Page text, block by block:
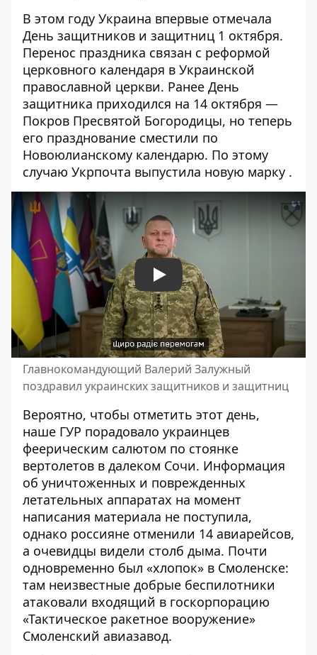
В этом году Украина впервые отмечала
День защитников и защитниц 1 октября.
Перенос праздника связан с реформой
церковного календаря в Украинской
православной церкви. Ранее День
защитника приходился на 14 октября —
Покров Пресвятой Богородицы, но теперь
его празднование сместили по
Новоюлианскому календарю. По этому
случаю Укрпочта выпустила новую марку .
Play
Главнокомандующий Валерий Залужный
поздравил украинских защитников и защитниц
Вероятно, чтобы отметить этот день,
наше ГУР порадовало украинцев
феерическим салютом по стоянке
вертолетов в далеком Сочи. Информация
об уничтоженных и поврежденных
летательных аппаратах на момент
написания материала не поступила,
однако россияне отменили 14 авиарейсов,
а очевидцы видели столб дыма. Почти
одновременно был «хлопок» в Смоленске:
там неизвестные добрые беспилотники
атаковали входящий в госкорпорацию
«Тактическое ракетное вооружение»
Смоленский авиазавод.